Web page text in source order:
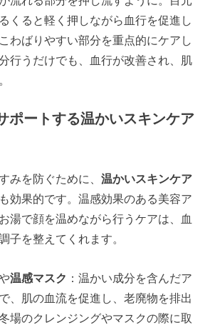
くると軽く押しながら血行を促進し
わばりやすい部分を重点的にケアし
行うだけでも、血行が改善され、肌
ポートする温かいスキンケア
みを防ぐために、温かいスキンケア
効果的です。温感効果のある美容ア
湯で顔を温めながら行うケアは、血
子を整えてくれます。
温感マスク ：温かい成分を含んだア
、肌の血流を促進し、老廃物を排出
場のクレンジングやマスクの際に取